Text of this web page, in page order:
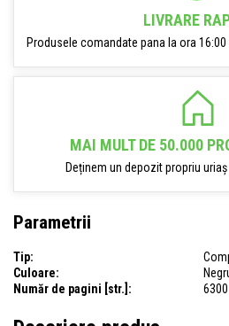
LIVRARE
Produsele comandate pana la ora
MAI MULT DE 50.000
Deținem un depozit propriu
Parametrii
Tip:
Culoare:
Număr de pagini [str.]:
6300